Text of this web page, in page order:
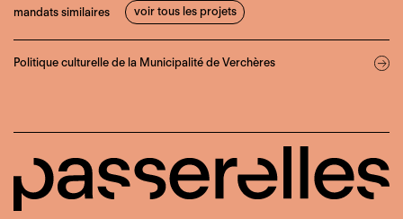
mandats similaires voir tous les projets
Politique culturelle de la Municipalité de Verchères